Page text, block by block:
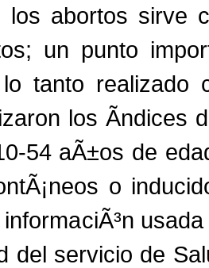
los abortos sirve
un punto
tanto realizado
los Ã­ndices
54 aÃ±os de
o
del servicio de